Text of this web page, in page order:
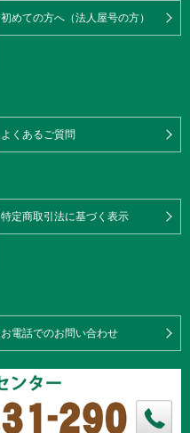
初めての方へ（法人屋号の方）
よくあるご質問
特定商取引法に基づく表示
お電話でのお問い合わせ